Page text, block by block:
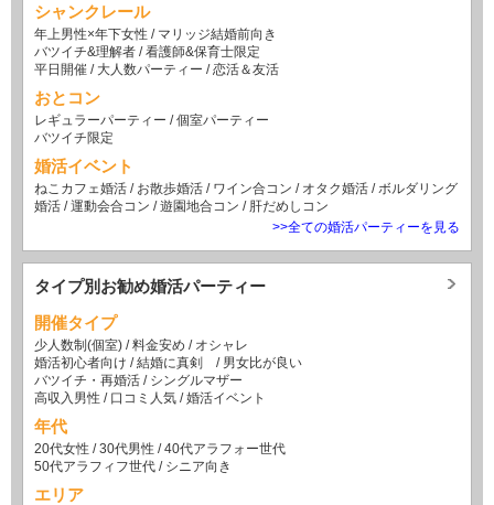
シャンクレール
年上男性×年下女性 / マリッジ結婚前向き
バツイチ&理解者 /看護師&保育士限定
平日開催 / 大人数パーティー /恋活＆友活
おとコン
レギュラーパーティー /個室パーティー
バツイチ限定
婚活イベント
ねこカフェ婚活 / お散歩婚活 / ワイン合コン / オタク婚活 / ボルダリング
婚活 /運動会合コン /遊園地合コン / 肝だめしコン
>>全ての婚活パーティーを見る
タイプ別お勧め婚活パーティー
開催タイプ
少人数制(個室) /料金安め / オシャレ
婚活初心者向け /結婚に真剣 / 男女比が良い
バツイチ・再婚活 / シングルマザー
高収入男性 / 口コミ人気 /婚活イベント
年代
20代女性 /30代男性 /40代アラフォー世代
50代アラフィフ世代 / シニア向き
エリア